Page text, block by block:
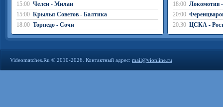
15:00 Челси - Милан
15:00 Крылья Советов - Балтика
18:00 Торпедо - Сочи
18:00 Локомотив
20:00
20:30 ЦСКА -
Videomatches.Ru © 2010-2026. Контактный адрес: mail@vionline.ru